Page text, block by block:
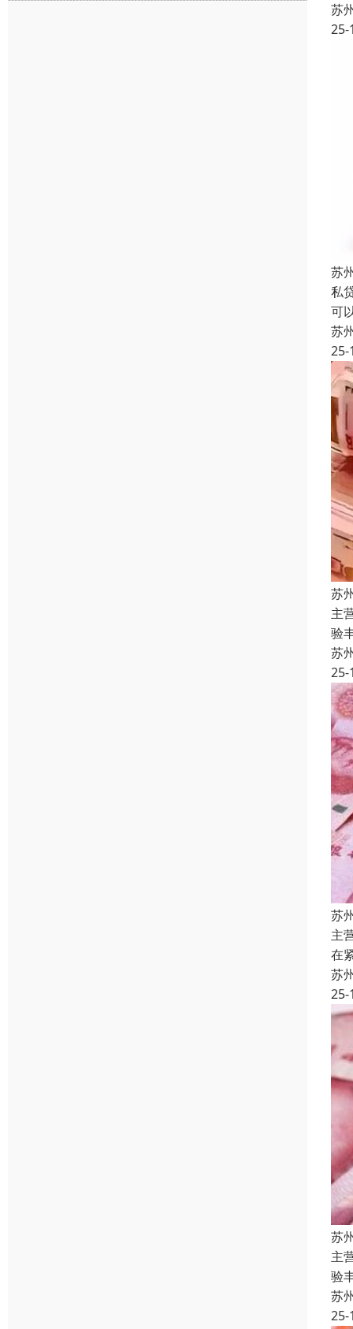
苏
25-
苏
私
可
苏
25-
苏
主
验
苏
25-
苏
主
在
苏
25-
苏
主
验
苏
25-